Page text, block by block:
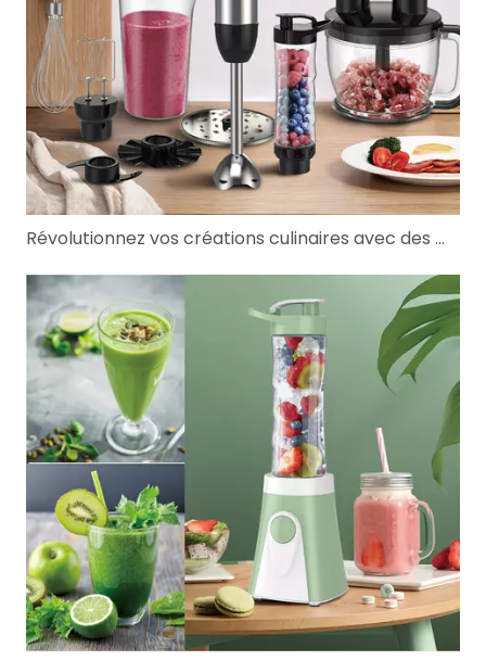
Révolutionnez vos créations culinaires avec des mélangeurs commerciaux et des solutions de mini-mélangeurs